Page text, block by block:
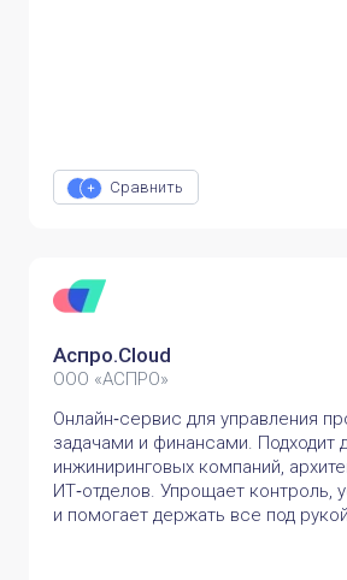
Сравнить
Аспро.Cloud
ООО «АСПРО»
Онлайн‑сервис для управления
задачами и финансами. Подходит
инжиниринговых компаний,
ИТ‑отделов. Упрощает контроль,
и помогает держать все под рукой